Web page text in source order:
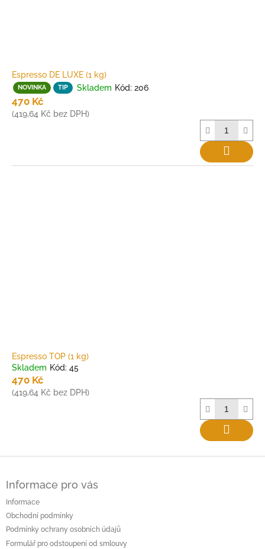
Espresso DE LUXE (1 kg)
NOVINKA TIP Skladem Kód: 206
470 Kč
(419,64 Kč bez DPH)
Espresso TOP (1 kg)
Skladem Kód: 45
470 Kč
(419,64 Kč bez DPH)
Informace pro vás
Informace
Obchodní podmínky
Podmínky ochrany osobních údajů
Formulář pro odstoupení od smlouvy